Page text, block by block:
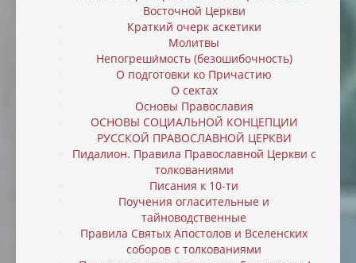
Восточной Церкви
Краткий очерк аскетики
Молитвы
Непогреши́мость (безошибочность)
О подготовки ко Причастию
О сектах
Основы Православия
ОСНОВЫ СОЦИАЛЬНОЙ КОНЦЕПЦИИ
РУССКОЙ ПРАВОСЛАВНОЙ ЦЕРКВИ
Пидалион. Правила Православной Церкви с
толкованиями
Писания к 10-ти
Поучения огласительные и
тайноводственные
Правила Святых Апостолов и Вселенских
соборов с толкованиями